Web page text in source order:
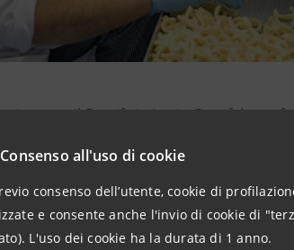
Consenso all'uso di cookie
consenso dell’utente, cookie di
e consente anche l'invio di cookie di
L'uso dei cookie ha la durata di 1 anno.
con il Pastificio Lucio Garofalo un
target di sostenibilità, tra cui la
dalla Divisione IMI Corporate &